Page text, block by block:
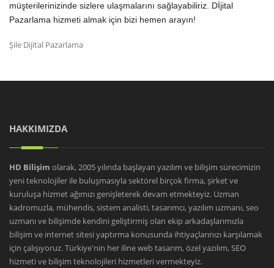
müşterilerinizinde sizlere ulaşmalarını sağlayabiliriz. Dİjital
Pazarlama hizmeti almak için bizi hemen arayın!
Şile Dijital Pazarlama
HAKKIMIZDA
HD Bilişim olarak, 2005 yılında başlayan yazılım ve bilişim sürecimizin
yeni teknolojiler ile buluşmasıyla sektörel birçok firma, şirket ve
kuruluşa hizmet ağımızı genişleterek devam etmekteyiz. Uzman
kadromuzla, mühendis, sistem analisti, tasarımcı, yazılım uzmanı, seo
uzmanı ve bilişimde kendini geliştirmiş olan ekip arkadaşlarımızla
bilişim ve internet sitesi yaptırma konusunda ihtiyaçlarınızı karşılamak
için çalışıyoruz. Türkiye'nin her iline web tasarım, özel yazılım, SEO
hizmeti ve bilişim teknolojileri hizmetleri vermekteyiz.